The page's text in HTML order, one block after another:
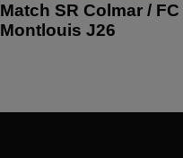
Match SR Colmar / FC
Montlouis J26